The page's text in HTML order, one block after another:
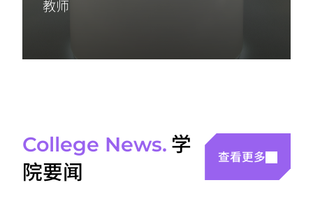
教师
College News. 学
院要闻
查看更多